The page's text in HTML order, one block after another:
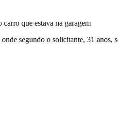
que estava na garagem
segundo o solicitante, 31 anos,